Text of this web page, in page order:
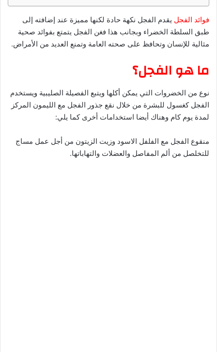
فوائد الفجل يقدم الفجل نكهة حادة لكنها مميزة عند إضافته إلى
طبق السلطة الخضراء وبجانب هذا فغن الفجل يتمتع بفوائد صحية
مثالية للإنسان وتحافظ على صحته العامة وتمنع العديد من الأمراض.
ما هو الفجل؟
نوع من الخضروات التي يمكن أكلها ويتبع الفصيلة الصليبية ويستخدم
الفجل كغسول للبشرة من خلال نقع جذور الفجل مع الليمون المركز
لمدة يوم كام وهناك أيضا استخدامات أخرى كما يلي:
منقوع الفجل مع الفلفل الاسود وزيت الزيتون من أجل عمل مساج
للتخلصل من ألم المفاصل والعضلات والتهاباتها.